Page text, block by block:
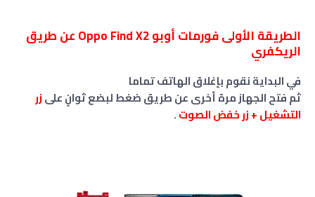
الطريقة الأولى فورمات أوبو Oppo Find X2 عن طريق
الريكفري
في البداية نقوم بإغلاق الهاتف تماما
ثم فتح الجهاز مرة أخرى عن طريق ضغط لبضع ثوانٍ علىزر
التشغيل + زرخفض الصوت.